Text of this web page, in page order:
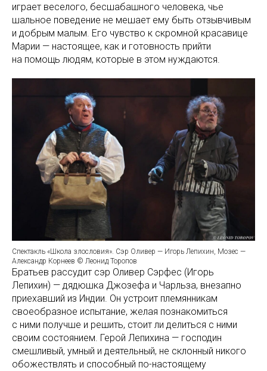
играет веселого, бесшабашного человека, чье
шальное поведение не мешает ему быть отзывчивым
и добрым малым. Его чувство к скромной красавице
Марии — настоящее, как и готовность прийти
на помощь людям, которые в этом нуждаются.
Спектакль «Школа злословия». Сэр Оливер — Игорь Лепихин, Мозес —
Александр Корнеев © Леонид Торопов
Братьев рассудит сэр Оливер Сэрфес (Игорь
Лепихин) — дядюшка Джозефа и Чарльза, внезапно
приехавший из Индии. Он устроит племянникам
своеобразное испытание, желая познакомиться
с ними получше и решить, стоит ли делиться с ними
своим состоянием. Герой Лепихина — господин
смешливый, умный и деятельный, не склонный никого
обожествлять и способный по-настоящему